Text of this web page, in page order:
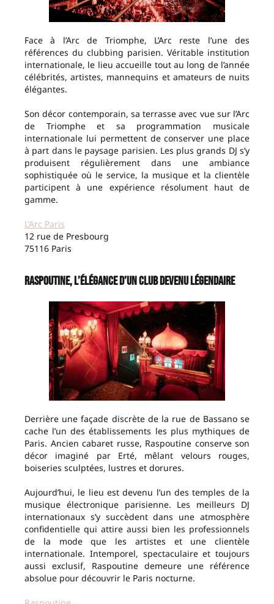
Face à l’Arc de Triomphe, L’Arc reste l’une des
références du clubbing parisien. Véritable institution
internationale, le lieu accueille tout au long de l’année
célébrités, artistes, mannequins et amateurs de nuits
élégantes.
Son décor contemporain, sa terrasse avec vue sur l’Arc
de Triomphe et sa programmation musicale
internationale lui permettent de conserver une place
à part dans le paysage parisien. Les plus grands DJ s’y
produisent régulièrement dans une ambiance
sophistiquée où le service, la musique et la clientèle
participent à une expérience résolument haut de
gamme.
L’Arc Paris
12 rue de Presbourg
75116 Paris
Raspoutine, l’élégance d’un club devenu légendaire
Derrière une façade discrète de la rue de Bassano se
cache l’un des établissements les plus mythiques de
Paris. Ancien cabaret russe, Raspoutine conserve son
décor imaginé par Erté, mêlant velours rouges,
boiseries sculptées, lustres et dorures.
Aujourd’hui, le lieu est devenu l’un des temples de la
musique électronique parisienne. Les meilleurs DJ
internationaux s’y succèdent dans une atmosphère
confidentielle qui attire aussi bien les professionnels
de la mode que les artistes et une clientèle
internationale. Intemporel, spectaculaire et toujours
aussi exclusif, Raspoutine demeure une référence
absolue pour découvrir le Paris nocturne.